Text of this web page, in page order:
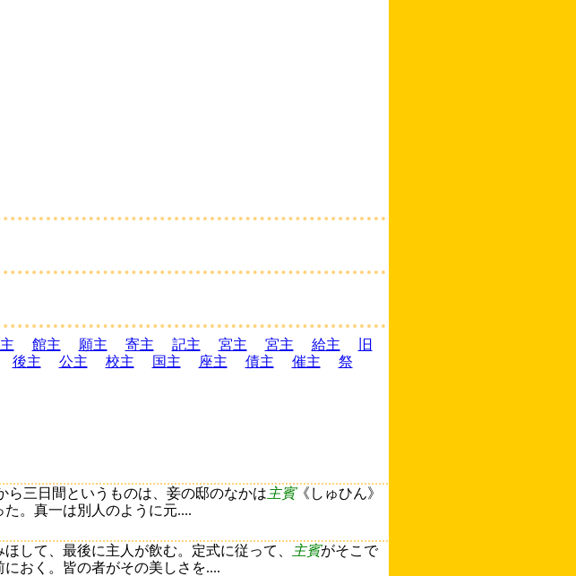
館主 願主 寄主 記主 宮主 宮主 給主
旧
後主 公主 校主 国主 座主 債主 催主
祭
三日間というものは、妾の邸のなかは 主賓《しゅひん》
。真一は別人のように元....
して、最後に主人が飲む。定式に従って、
主賓がそこで
おく。皆の者がその美しさを....